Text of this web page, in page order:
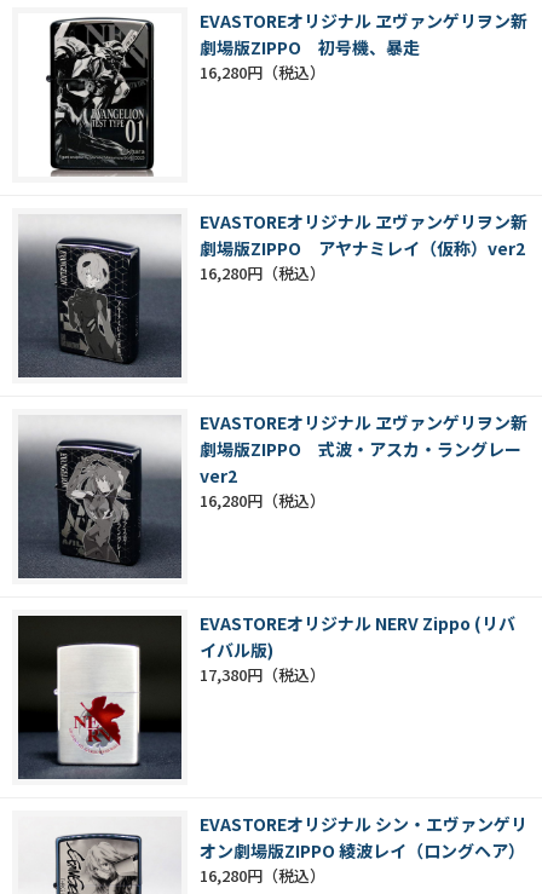
EVASTOREオリジナル ヱヴァンゲリヲン新
劇場版ZIPPO 初号機、暴走
16,280円
EVASTOREオリジナル ヱヴァンゲリヲン新
劇場版ZIPPO アヤナミレイ（仮称）ver2
16,280円
EVASTOREオリジナル ヱヴァンゲリヲン新
劇場版ZIPPO 式波・アスカ・ラングレー
ver2
16,280円
EVASTOREオリジナル NERV Zippo (リバ
イバル版)
17,380円
EVASTOREオリジナル シン・エヴァンゲリ
オン劇場版ZIPPO 綾波レイ（ロングヘア）
16,280円